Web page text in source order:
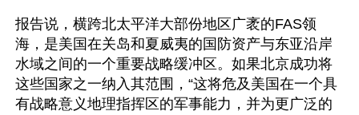
报告说，横跨北太平洋大部份地区广袤的FAS领
海，是美国在关岛和夏威夷的国防资产与东亚沿岸
水域之间的一个重要战略缓冲区。如果北京成功将
这些国家之一纳入其范围，“这将危及美国在一个具
有战略意义地理指挥区的军事能力，并为更广泛的